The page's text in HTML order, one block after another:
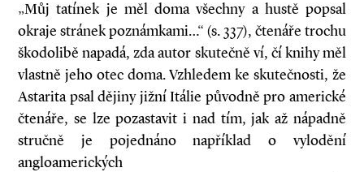
„Můj tatínek je měl doma všechny a hustě popsal
okraje stránek poznámkami…“ (s. 337), čtenáře trochu
škodolibě napadá, zda autor skutečně ví, čí knihy měl
vlastně jeho otec doma. Vzhledem ke skutečnosti, že
Astarita psal dějiny jižní Itálie původně pro americké
čtenáře, se lze pozastavit i nad tím, jak až nápadně
stručně je pojednáno například o vylodění
angloamerických